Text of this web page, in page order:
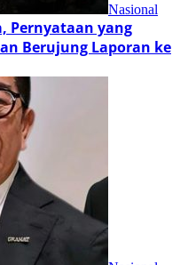
Nasional
Pernyataan yang
Berujung Laporan ke